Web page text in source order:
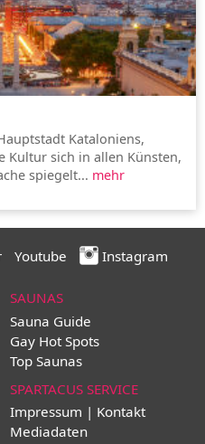
Kataloniens,
Kultur sich in allen Künsten,
spiegelt... mehr
Youtube Instagram
SAUNAS
Sauna Guide
Gay Hot Spots
Top Saunas
SPARTACUS SERVICE
Impressum | Kontakt
Mediadaten